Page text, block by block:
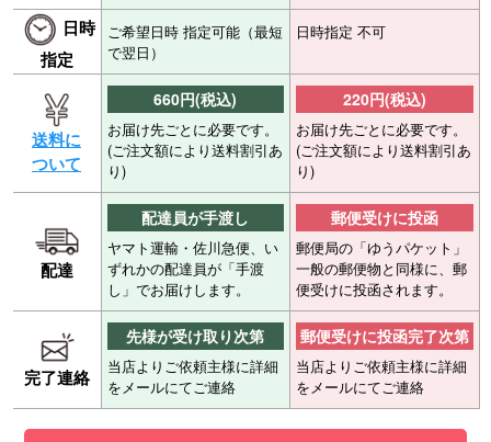
日時
指定
ご希望日時 指定可能（最短
で翌日）
日時指定 不可
送料に
ついて
660円(税込)
お届け先ごとに必要です。
(ご注文額により送料割引あ
り)
220円(税込)
お届け先ごとに必要です。
(ご注文額により送料割引あ
り)
配達
配達員が手渡し
ヤマト運輸・佐川急便、い
ずれかの配達員が「手渡
し」でお届けします。
郵便受けに投函
郵便局の「ゆうパケット」
一般の郵便物と同様に、郵
便受けに投函されます。
完了連絡
先様が受け取り次第
当店よりご依頼主様に詳細
をメールにてご連絡
郵便受けに投函完了次第
当店よりご依頼主様に詳細
をメールにてご連絡